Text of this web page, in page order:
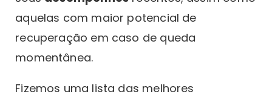
aquelas com maior potencial de
recuperação em caso de queda
momentânea.
Fizemos uma lista das melhores